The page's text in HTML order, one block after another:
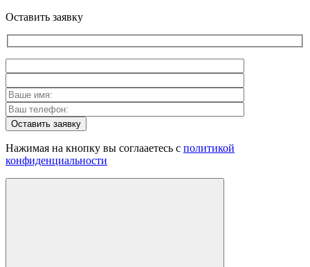
Оставить заявку
Оставить заявку
Нажимая на кнопку вы соглааетесь с политикой
конфиденциальности